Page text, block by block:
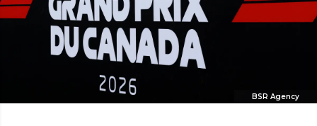
BSR Agency